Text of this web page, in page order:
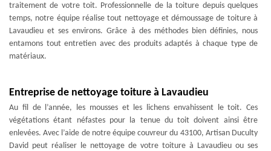
traitement de votre toit. Professionnelle de la toiture depuis quelques
temps, notre équipe réalise tout nettoyage et démoussage de toiture à
Lavaudieu et ses environs. Grâce à des méthodes bien définies, nous
entamons tout entretien avec des produits adaptés à chaque type de
matériaux.
Entreprise de nettoyage toiture à Lavaudieu
Au fil de l’année, les mousses et les lichens envahissent le toit. Ces
végétations étant néfastes pour la tenue du toit doivent ainsi être
enlevées. Avec l’aide de notre équipe couvreur du 43100, Artisan Duculty
David peut réaliser le nettoyage de votre toiture à Lavaudieu ou ses